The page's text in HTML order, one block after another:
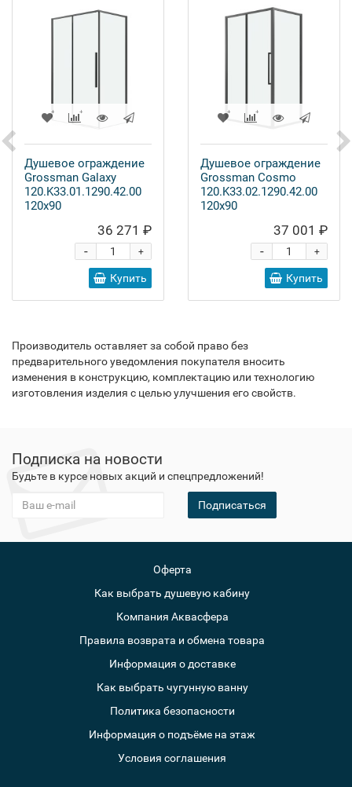
Душевое ограждение
Grossman Galaxy
120.K33.01.1290.42.00
120x90
36 271 ₽
+
-
Купить
Душевое ограждение
Grossman Cosmo
120.K33.02.1290.42.00
120x90
37 001 ₽
+
-
Купить
Производитель оставляет за собой право без
предварительного уведомления покупателя вносить
изменения в конструкцию, комплектацию или технологию
изготовления изделия с целью улучшения его свойств.
Подписка на новости
Будьте в курсе новых акций и спецпредложений!
Подписаться
Оферта
Как выбрать душевую кабину
Компания Аквасфера
Правила возврата и обмена товара
Информация о доставке
Как выбрать чугунную ванну
Политика безопасности
Информация о подъёме на этаж
Условия соглашения